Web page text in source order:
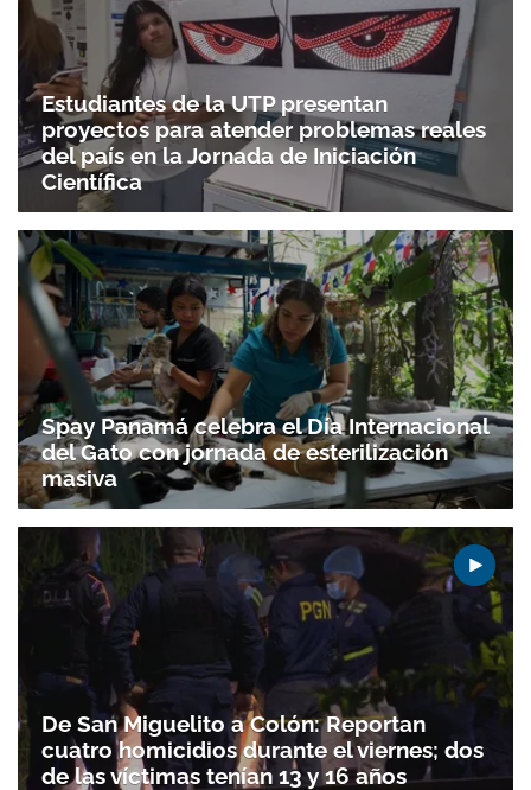
Estudiantes de la UTP presentan
proyectos para atender problemas reales
del país en la Jornada de Iniciación
Científica
Spay Panamá celebra el Día Internacional
del Gato con jornada de esterilización
masiva
De San Miguelito a Colón: Reportan
cuatro homicidios durante el viernes; dos
de las víctimas tenían 13 y 16 años